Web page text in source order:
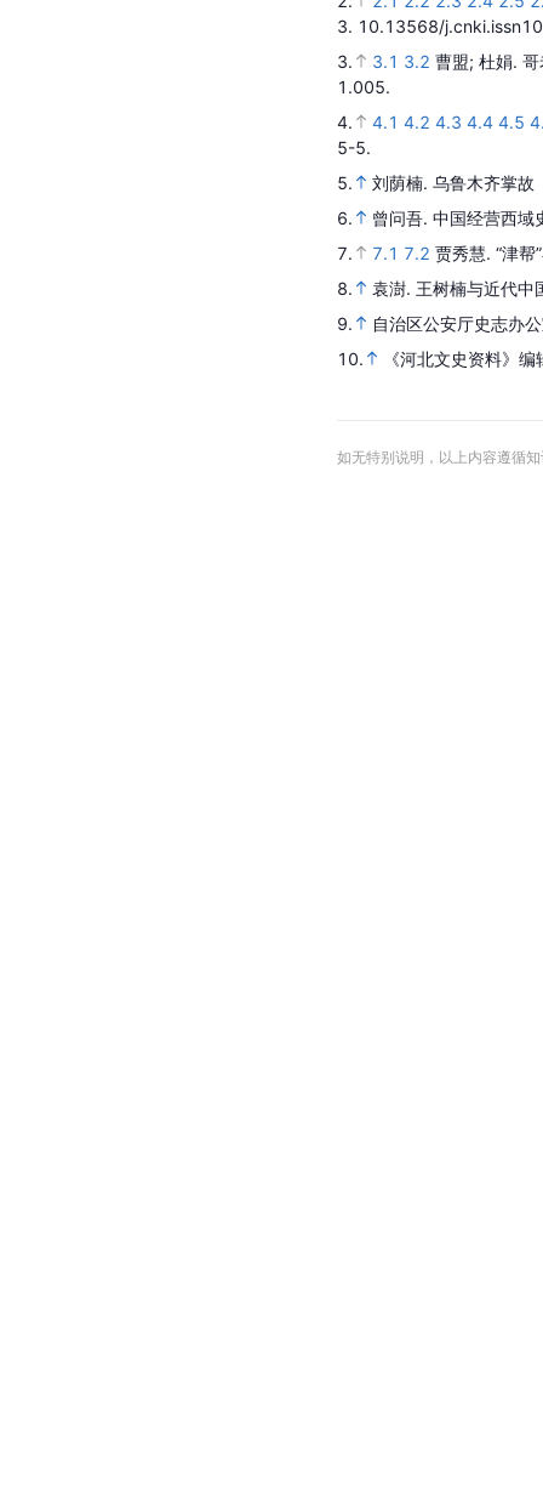
3. 10.13568/
3.
3.1 3.2 曹盟; 杜娟. 哥
1.005.
4.
4.1 4.2 4.3 4.4 4.5
5-5.
5.
刘荫楠. 乌鲁木齐掌故
6.
曾问吾. 中国经营西域
7.
7.1 7.2 贾秀慧. “津帮
8.
袁澍. 王树楠与近代中
9.
自治区公安厅史志办
10.
《河北文史资料》
如无特别说明，以上内容遵循